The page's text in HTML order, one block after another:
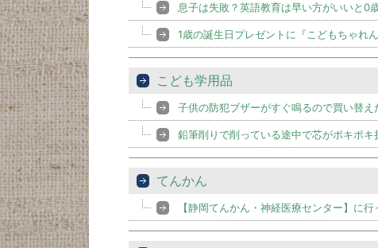
息子は失敗？英語教育は早い方がいいと
1歳の誕生日プレゼントに『こどもちゃれ
こども学用品
子供の防犯ブザーがすぐ鳴るので買い替
鉛筆削りで削っている途中で芯がポキポキ
てんかん
【静岡てんかん・神経医療センター】に